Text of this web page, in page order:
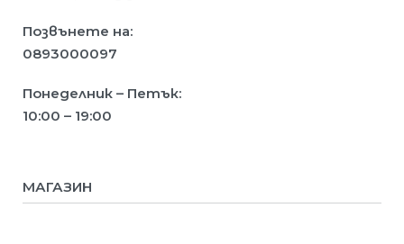
Позвънете на:
0893000097
Понеделник – Петък:
10:00 – 19:00
МАГАЗИН